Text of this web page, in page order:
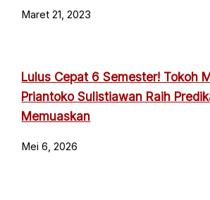
Maret 21, 2023
Lulus Cepat 6 Semester! Tokoh
Priantoko Sulistiawan Raih
Memuaskan
Mei 6, 2026